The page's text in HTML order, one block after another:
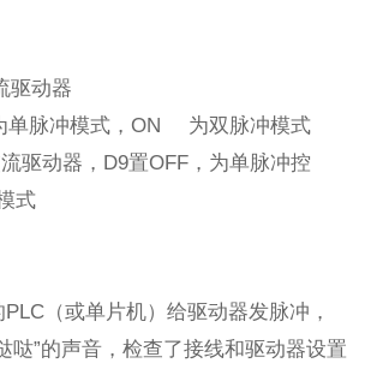
驱动器
脉冲模式，ON 为双脉冲模式
驱动器，D9置OFF，为单脉冲控
式
（或单片机）给驱动器发脉冲，
哒”的声音，检查了接线和驱动器设置